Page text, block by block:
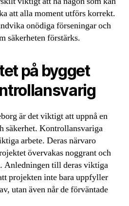
att alla moment utförs korrekt.
onödiga förseningar och
säkerheten förstärks.
på bygget
är det viktigt att uppnå en
säkerhet. Kontrollansvariga
arbete. Deras närvaro
övervakas noggrant och
Anledningen till deras viktiga
projekten inte bara uppfyller
utan även når de förväntade